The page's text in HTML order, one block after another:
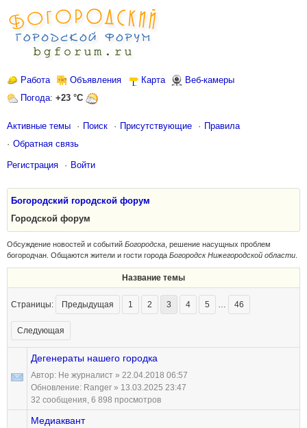
Работа Объявления Карта
Веб-камеры
Погода: +23 °C
Активные темы Поиск Присутствующие
Правила
Обратная связь
Регистрация Войти
Богородский городской форум
Городской форум
Обсуждение новостей и событий Богородска , решение насущных проблем
богородчан. Общаются жители и гости города Богородск Нижегородской области
Название темы
Страницы: Предыдущая 1 2 3 4 5 … 46
Следующая
Дегенераты нашего городка
Автор: Не журналист » 22.04.2018 06:57
Обновление: Ranger » 13.03.2025 23:47
32 сообщения, 6 898 просмотров
Медиаквант